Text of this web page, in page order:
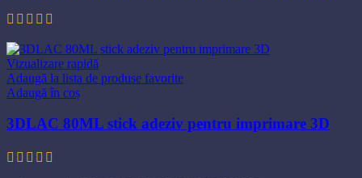
Vizualizare rapidă
Adaugă la lista de produse favorite
Adaugă în coș
3DLAC 80ML stick adeziv pentru imprimare 3D